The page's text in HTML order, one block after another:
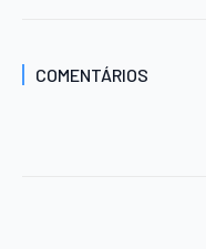
COMENTÁRIOS